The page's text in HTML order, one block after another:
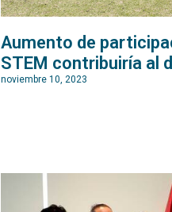
Aumento de
STEM contribuiría al
noviembre 10, 2023